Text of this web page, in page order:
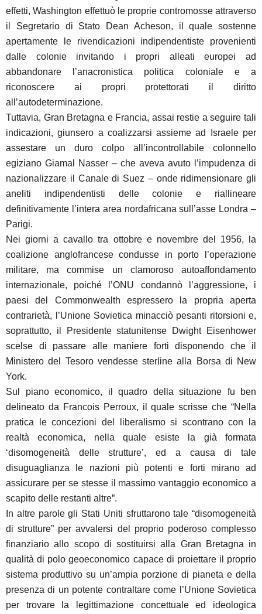
effetti, Washington effettuò le proprie contromosse attraverso
il Segretario di Stato Dean Acheson, il quale sostenne
apertamente le rivendicazioni indipendentiste provenienti
dalle colonie invitando i propri alleati europei ad
abbandonare l’anacronistica politica coloniale e a
riconoscere ai propri protettorati il diritto
all’autodeterminazione.
Tuttavia, Gran Bretagna e Francia, assai restie a seguire tali
indicazioni, giunsero a coalizzarsi assieme ad Israele per
assestare un duro colpo all’incontrollabile colonnello
egiziano Giamal Nasser – che aveva avuto l’impudenza di
nazionalizzare il Canale di Suez – onde ridimensionare gli
aneliti indipendentisti delle colonie e riallineare
definitivamente l’intera area nordafricana sull’asse Londra –
Parigi.
Nei giorni a cavallo tra ottobre e novembre del 1956, la
coalizione anglofrancese condusse in porto l’operazione
militare, ma commise un clamoroso autoaffondamento
internazionale, poiché l’ONU condannò l’aggressione, i
paesi del Commonwealth espressero la propria aperta
contrarietà, l’Unione Sovietica minacciò pesanti ritorsioni e,
soprattutto, il Presidente statunitense Dwight Eisenhower
scelse di passare alle maniere forti disponendo che il
Ministero del Tesoro vendesse sterline alla Borsa di New
York.
Sul piano economico, il quadro della situazione fu ben
delineato da Francois Perroux, il quale scrisse che “Nella
pratica le concezioni del liberalismo si scontrano con la
realtà economica, nella quale esiste la già formata
‘disomogeneità delle strutture’, ed a causa di tale
disuguaglianza le nazioni più potenti e forti mirano ad
assicurare per se stesse il massimo vantaggio economico a
scapito delle restanti altre”.
In altre parole gli Stati Uniti sfruttarono tale “disomogeneità
di strutture” per avvalersi del proprio poderoso complesso
finanziario allo scopo di sostituirsi alla Gran Bretagna in
qualità di polo geoeconomico capace di proiettare il proprio
sistema produttivo su un’ampia porzione di pianeta e della
presenza di un potente contraltare come l’Unione Sovietica
per trovare la legittimazione concettuale ed ideologica